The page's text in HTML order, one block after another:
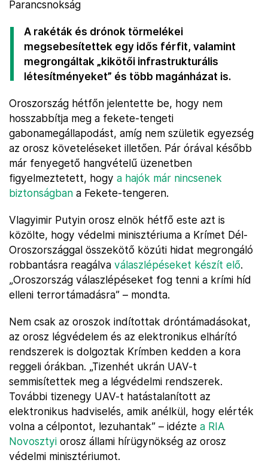
Parancsnokság
A rakéták és drónok törmelékei
megsebesítettek egy idős férfit, valamint
megrongáltak „kikötői infrastrukturális
létesítményeket” és több magánházat is.
Oroszország hétfőn jelentette be, hogy nem
hosszabbítja meg a fekete-tengeti
gabonamegállapodást, amíg nem születik egyezség
az orosz követeléseket illetően. Pár órával később
már fenyegető hangvételű üzenetben
figyelmeztetett, hogy a hajók már nincsenek
biztonságban a Fekete-tengeren.
Vlagyimir Putyin orosz elnök hétfő este azt is
közölte, hogy védelmi minisztériuma a Krímet Dél-
Oroszországgal összekötő közúti hidat megrongáló
robbantásra reagálva válaszlépéseket készít elő.
„Oroszország válaszlépéseket fog tenni a krími híd
elleni terrortámadásra” – mondta.
Nem csak az oroszok indítottak dróntámadásokat,
az orosz légvédelem és az elektronikus elhárító
rendszerek is dolgoztak Krímben kedden a kora
reggeli órákban. „Tizenhét ukrán UAV-t
semmisítettek meg a légvédelmi rendszerek.
További tizenegy UAV-t hatástalanított az
elektronikus hadviselés, amik anélkül, hogy elérték
volna a célpontot, lezuhantak” – idézte a RIA
Novosztyi orosz állami hírügynökség az orosz
védelmi minisztériumot.